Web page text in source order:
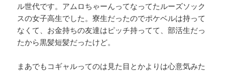
ル世代です。アムロちゃーんってなってたルーズソック
スの女子高生でした。寮生だったのでポケベルは持って
なくて、お金持ちの友達はピッチ持ってて、部活生だっ
たから黒髪短髪だったけど。
まあでもコギャルってのは見た目とかよりは心意気みた